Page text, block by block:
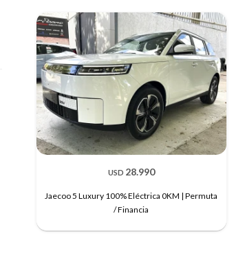
USD 28.990
Jaecoo 5 Luxury 100% Eléctrica 0KM | Permuta
/ Financia